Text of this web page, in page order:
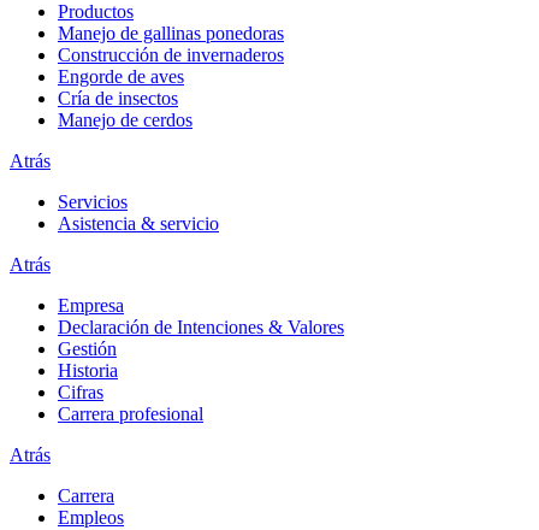
Productos
Manejo de gallinas ponedoras
Construcción de invernaderos
Engorde de aves
Cría de insectos
Manejo de cerdos
Atrás
Servicios
Asistencia & servicio
Atrás
Empresa
Declaración de Intenciones & Valores
Gestión
Historia
Cifras
Carrera profesional
Atrás
Carrera
Empleos